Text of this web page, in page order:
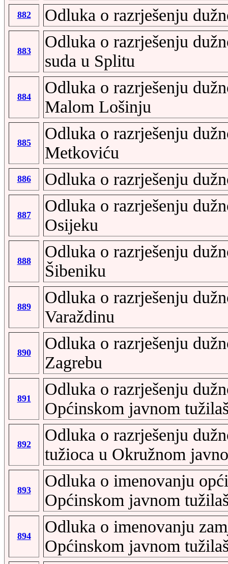
882 Odluka o razrješenju
883
Odluka o razrješenju
suda u Splitu
884
Odluka o razrješenju
Malom Lošinju
885
Odluka o razrješenju
Metkoviću
886 Odluka o razrješenju
887
Odluka o razrješenju
Osijeku
888
Odluka o razrješenju
Šibeniku
889
Odluka o razrješenju
Varaždinu
890
Odluka o razrješenju
Zagrebu
891
Odluka o razrješenju
Općinskom javnom
892
Odluka o razrješenju
tužioca u Okružnom
893
Odluka o imenovanju
Općinskom javnom
894
Odluka o imenovanju
Općinskom javnom